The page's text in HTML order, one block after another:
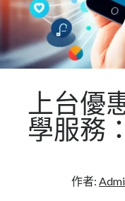
香港 CPAP 供應
CPAP鼻罩同全臉
Flat Roofing
上台優
學服務
作者: